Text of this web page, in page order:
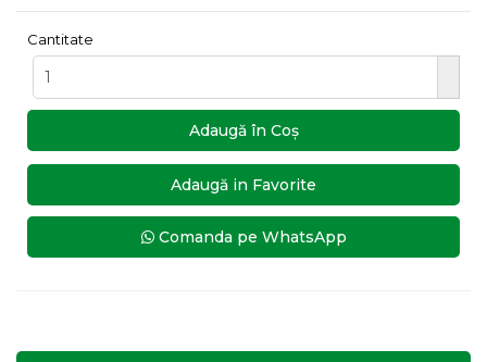
Cantitate
Adaugă în Coş
Adaugă in Favorite
Comanda pe WhatsApp